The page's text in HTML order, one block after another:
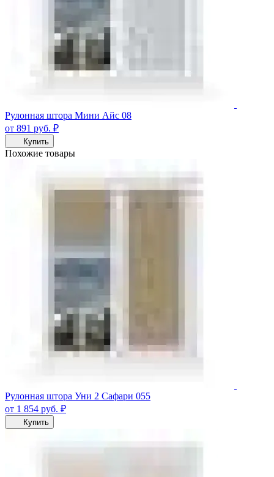
Рулонная штора Мини Айс 08
от 891 руб. ₽
Купить
Похожие товары
Рулонная штора Уни 2 Сафари 055
от 1 854 руб. ₽
Купить